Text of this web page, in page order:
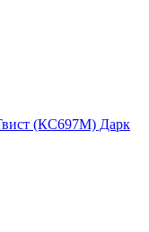
(КС697М) Дарк